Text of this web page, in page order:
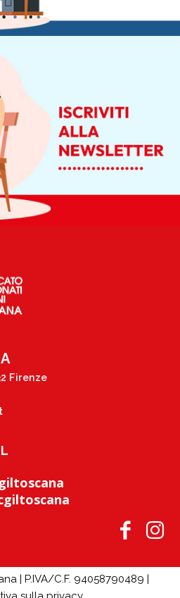
Firenze
| P.IVA/C.F. 94058790489 |